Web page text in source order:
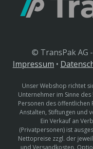
© TransPak AG
Impressum •
Unser Webshop richtet
Unternehmer im Sinne
Personen des öffentlichen
Anstalten, Stiftungen und
Ein Verkauf an
(Privatpersonen) ist
Nettopreise zzgl. der
und Versandkosten.